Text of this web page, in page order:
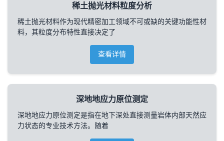
稀土抛光材料粒度分析
稀土抛光材料作为现代精密加工领域不可或缺的关键功能性材
料，其粒度分布特性直接决定了
查看详情
深地地应力原位测定
深地地应力原位测定是指在地下深处直接测量岩体内部天然应
力状态的专业技术方法。随着